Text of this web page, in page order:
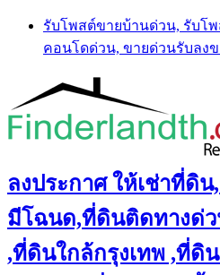
Skip
content
รับโพสต์ขายบ้านด่วน, รับโ
คอนโดด่วน, ขายด่วนรับลง
ลงประกาศ ให้เช่าที่ดิ
มีโฉนด,ที่ดินติดทางด่
,ที่ดินใกล้กรุงเทพ ,ที่ดิ